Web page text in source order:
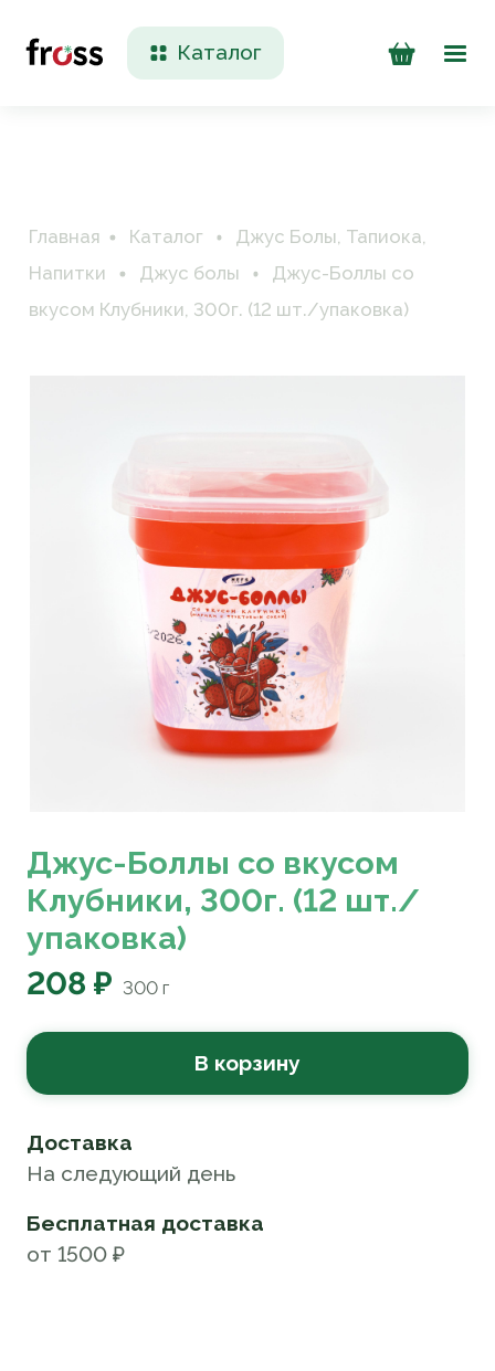
Каталог
Главная Каталог
Джус Болы, Тапиока,
Напитки
Джус болы
Джус-Боллы со
вкусом Клубники, 300г. (12 шт./упаковка)
Джус-Боллы со вкусом
Клубники, 300г. (12 шт./
упаковка)
208 ₽ 300 г
В корзину
Доставка
На следующий день
Бесплатная доставка
от 1500 ₽